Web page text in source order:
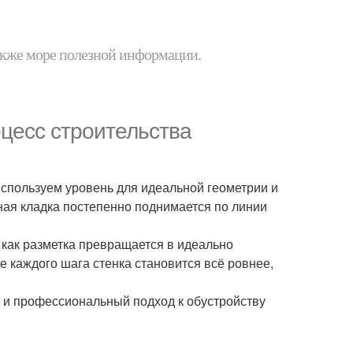
море полезной информации.
строительства
уровень для идеальной геометрии и
кладка постепенно поднимается по линии
разметка превращается в идеально
шага стенка становится всё ровнее,
профессиональный подход к обустройству